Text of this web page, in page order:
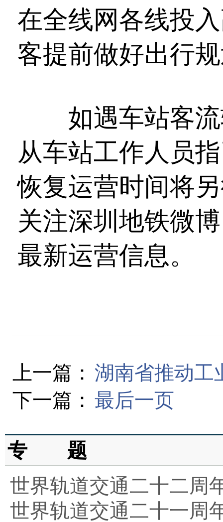
在全线网各线投
客提前做好出行
如遇车站客流
从车站工作人员
恢复运营时间将
关注深圳地铁微
最新运营信息。
上一篇： 湖南省推动工
下一篇： 最后一页
专 题
世界轨道交通二十二周
世界轨道交通二十一周